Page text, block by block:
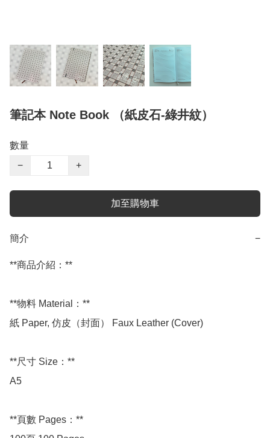
筆記本 Note Book （紙皮石-綠井紋）
數量
−
+
加至購物車
簡介 −
**商品介紹：**
**物料 Material：**
紙 Paper, 仿皮（封面） Faux Leather (Cover)
**尺寸 Size：**
A5
**頁數 Pages：**